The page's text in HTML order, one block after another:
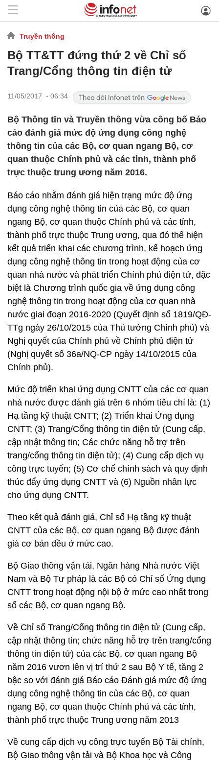
Truyền thông
Bộ TT&TT đứng thứ 2 về Chỉ số
Trang/Cổng thông tin điện tử
11/05/2017 - 06:34
Bộ Thông tin và Truyền thông vừa công bố Báo
cáo đánh giá mức độ ứng dụng công nghệ
thông tin của các Bộ, cơ quan ngang Bộ, cơ
quan thuộc Chính phủ và các tỉnh, thành phố
trực thuộc trung ương năm 2016.
Báo cáo nhằm đánh giá hiện trạng mức độ ứng
dụng công nghệ thông tin của các Bộ, cơ quan
ngang Bộ, cơ quan thuộc Chính phủ và các tỉnh,
thành phố trực thuộc Trung ương, qua đó thể hiện
kết quả triển khai các chương trình, kế hoạch ứng
dụng công nghệ thông tin trong hoạt động của cơ
quan nhà nước và phát triển Chính phủ điện tử, đặc
biệt là Chương trình quốc gia về ứng dụng công
nghệ thông tin trong hoạt động của cơ quan nhà
nước giai đoạn 2016-2020 (Quyết định số 1819/QĐ-
TTg ngày 26/10/2015 của Thủ tướng Chính phủ) và
Nghị quyết của Chính phủ về Chính phủ điện tử
(Nghị quyết số 36a/NQ-CP ngày 14/10/2015 của
Chính phủ).
Mức độ triển khai ứng dụng CNTT của các cơ quan
nhà nước được đánh giá trên 6 nhóm tiêu chí là: (1)
Hạ tầng kỹ thuật CNTT; (2) Triển khai Ứng dụng
CNTT; (3) Trang/Cổng thông tin điện tử (Cung cấp,
cập nhật thông tin; Các chức năng hỗ trợ trên
trang/cổng thông tin điện tử); (4) Cung cấp dịch vụ
công trực tuyến; (5) Cơ chế chính sách và quy định
thúc đẩy ứng dụng CNTT và (6) Nguồn nhân lực
cho ứng dụng CNTT.
Theo kết quả đánh giá, Chỉ số Hạ tầng kỹ thuật
CNTT của các Bộ, cơ quan ngang Bộ được đánh
giá cơ bản đều ở mức cao.
Bộ Giao thông vận tải, Ngân hàng Nhà nước Việt
Nam và Bộ Tư pháp là các Bộ có Chỉ số Ứng dụng
CNTT trong hoạt động nội bộ ở mức cao nhất trong
số các Bộ, cơ quan ngang Bộ.
Về Chỉ số Trang/Cổng thông tin điện tử (Cung cấp,
cập nhật thông tin; chức năng hỗ trợ trên trang/cổng
thông tin điện tử) của các Bộ, cơ quan ngang Bộ
năm 2016 vươn lên vị trí thứ 2 sau Bộ Y tế, tăng 2
bậc so với đánh giá Báo cáo Đánh giá mức độ ứng
dụng công nghệ thông tin của các Bộ, cơ quan
ngang Bộ, cơ quan thuộc Chính phủ và các tỉnh,
thành phố trực thuộc Trung ương năm 2013
Về cung cấp dịch vụ công trực tuyến Bộ Tài chính,
Bộ Giao thông vận tải và Bộ Khoa học và Công